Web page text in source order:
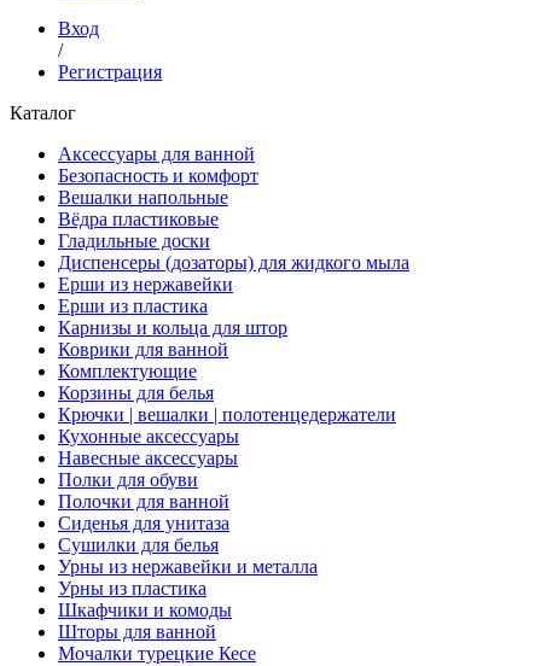
Вход
/
Регистрация
Каталог
Аксессуары для ванной
Безопасность и комфорт
Вешалки напольные
Вёдра пластиковые
Гладильные доски
Диспенсеры (дозаторы) для жидкого мыла
Ерши из нержавейки
Ерши из пластика
Карнизы и кольца для штор
Коврики для ванной
Комплектующие
Корзины для белья
Крючки | вешалки | полотенцедержатели
Кухонные аксессуары
Навесные аксессуары
Полки для обуви
Полочки для ванной
Сиденья для унитаза
Сушилки для белья
Урны из нержавейки и металла
Урны из пластика
Шкафчики и комоды
Шторы для ванной
Мочалки турецкие Кесе